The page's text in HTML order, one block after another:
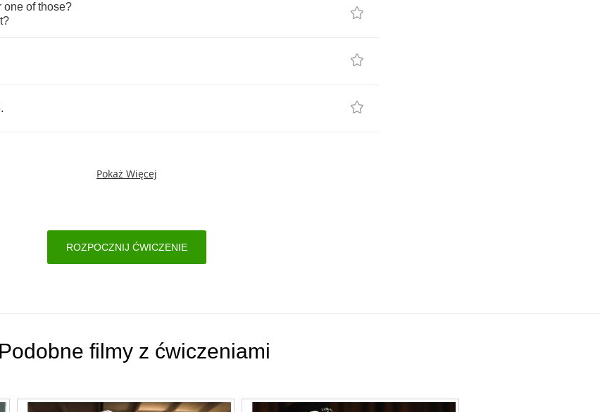
one of those?
?
.
Pokaż Więcej
ROZPOCZNIJ ĆWICZENIE
filmy z ćwiczeniami